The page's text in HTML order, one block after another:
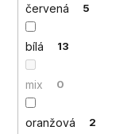
červená 5
bílá 13
mix 0
oranžová 2